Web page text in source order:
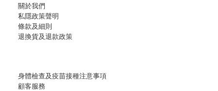
關於我們
私隱政策聲明
條款及細則
退換貨及退款政策
身體檢查及疫苗接種注意事項
顧客服務